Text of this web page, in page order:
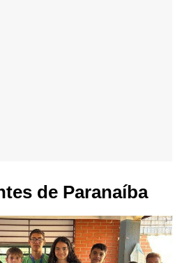
de Paranaíba